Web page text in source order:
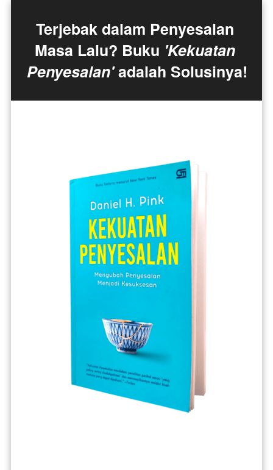
Terjebak dalam Penyesalan
Masa Lalu? Buku 'Kekuatan
Penyesalan' adalah Solusinya!